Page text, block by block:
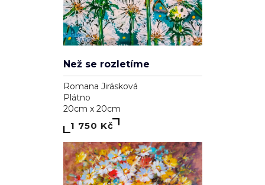
Než se rozletíme
Romana Jirásková
Plátno
20cm x 20cm
1 750 Kč